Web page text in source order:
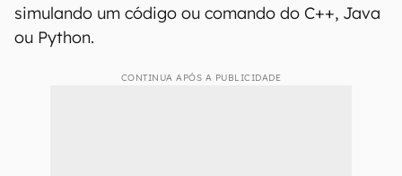
simulando um código ou comando do C++, Java
ou Python.
CONTINUA APÓS A PUBLICIDADE